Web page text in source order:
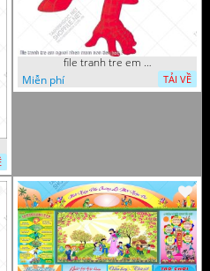
file tranh tre em nguoi nhen mam non tieu hoc 5
Miễn phí
TẢI VỀ